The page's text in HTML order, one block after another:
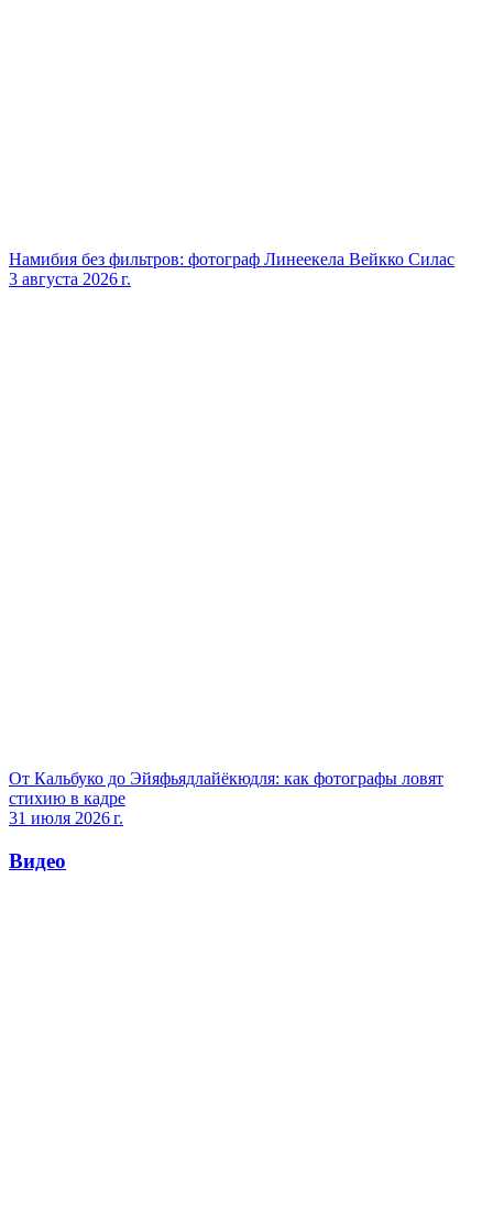
Намибия без фильтров: фотограф Линеекела Вейкко Силас
3 августа 2026 г.
От Кальбуко до Эйяфьядлайёкюдля: как фотографы ловят
стихию в кадре
31 июля 2026 г.
Видео